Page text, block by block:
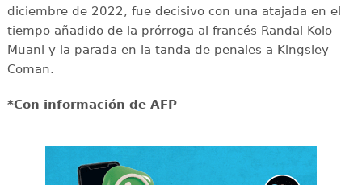
diciembre de 2022, fue decisivo con una atajada en el
tiempo añadido de la prórroga al francés Randal Kolo
Muani y la parada en la tanda de penales a Kingsley
Coman.
*Con información de AFP